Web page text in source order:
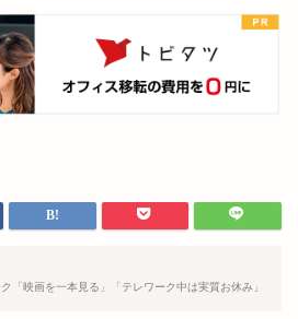
「映画を一本見る」「テレワーク中は実質お休み」